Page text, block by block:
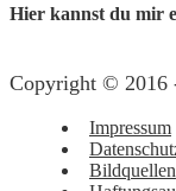
Hier kannst du mir
Copyright © 2016
Impressum
Bildquellen